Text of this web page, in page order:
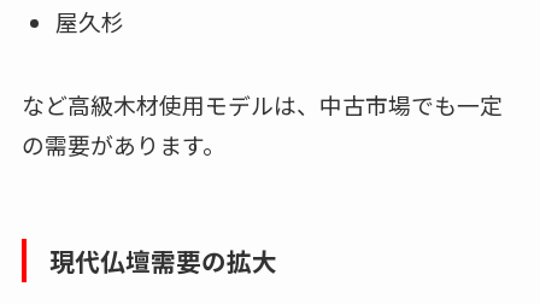
屋久杉
など高級木材使用モデルは、中古市場でも一定
の需要があります。
現代仏壇需要の拡大